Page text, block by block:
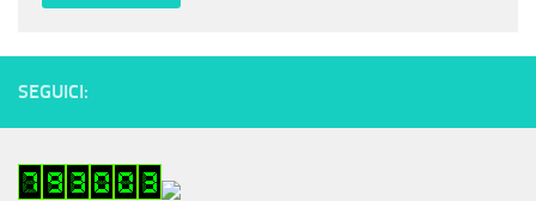
SEGUICI: